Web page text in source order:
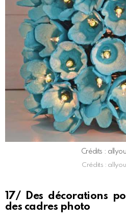
Crédits :
Crédits :
17/ Des décorations
des cadres photo